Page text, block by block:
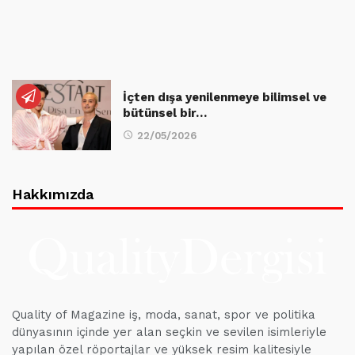
İçten dışa yenilenmeye bilimsel ve
bütünsel bir…
22/05/2026
Hakkımızda
Quality of Magazine iş, moda, sanat, spor ve politika
dünyasının içinde yer alan seçkin ve sevilen isimleriyle
yapılan özel röportajlar ve yüksek resim kalitesiyle